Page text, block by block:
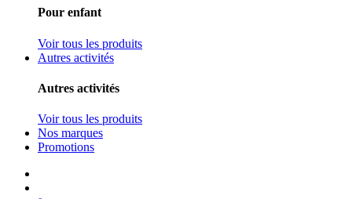
Pour enfant
Voir tous les produits
Autres activités
Autres activités
Voir tous les produits
Nos marques
Promotions